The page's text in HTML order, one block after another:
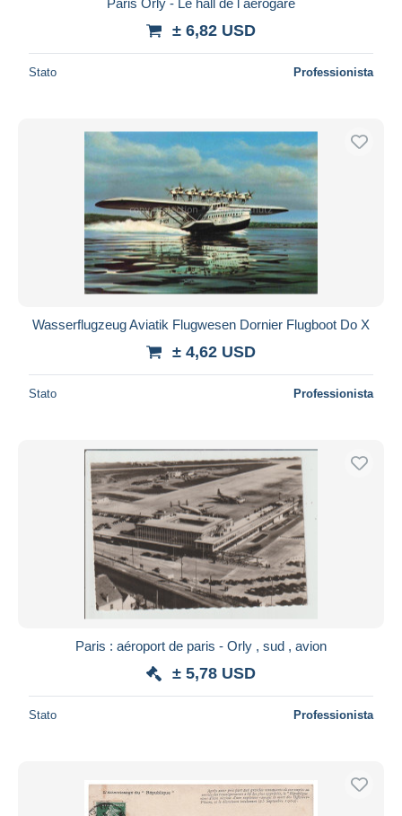
± 6,82 USD
Stato Professionista
Wasserflugzeug Aviatik Flugwesen Dornier Flugboot Do X
± 4,62 USD
Stato Professionista
Paris : aéroport de paris - Orly , sud , avion
± 5,78 USD
Stato Professionista